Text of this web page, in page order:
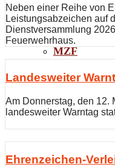
Jugend
Fahrzeuge
Fahrzeuge &
MZF
HLF-20
Kontakt
Neben einer Reihe von
Leistungsabzeichen auf
Dienstversammlung
Feuerwehrhaus.
Landesweiter
Am Donnerstag, den 12.
landesweiter Warntag
Ehrenzeichen-